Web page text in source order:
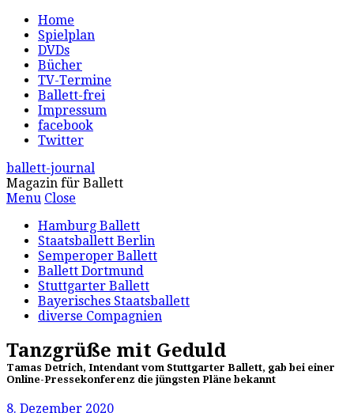
Home
Spielplan
DVDs
Bücher
TV-Termine
Ballett-frei
Impressum
facebook
Twitter
ballett-journal
Magazin für Ballett
Menu Close
Hamburg Ballett
Staatsballett Berlin
Semperoper Ballett
Ballett Dortmund
Stuttgarter Ballett
Bayerisches Staatsballett
diverse Compagnien
Tanzgrüße mit Geduld
Tamas Detrich, Intendant vom Stuttgarter Ballett, gab bei einer
Online-Pressekonferenz die jüngsten Pläne bekannt
8. Dezember 2020